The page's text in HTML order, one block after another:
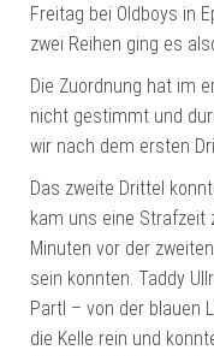
Freitag bei Oldboys in
zwei Reihen ging es
Die Zuordnung hat im
nicht gestimmt und
wir nach dem ersten
Das zweite Drittel
kam uns eine Strafzeit
Minuten vor der
sein konnten. Taddy
Partl – von der blauen
die Kelle rein und